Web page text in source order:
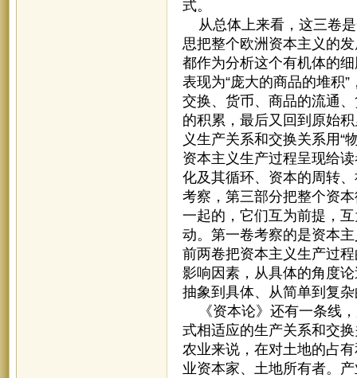
式。
从总体上来看，这三卷是
思把整个欧洲资本主义的
都作为分析这个有机体的
表现为“庞大的商品的堆积
交换、货币、商品的流通
的积累，最后又回到原始
义生产关系和交换关系用“
资本主义生产过程呈现给
化及其循环、资本的周转
考察，第三部分把整个资
一起的，它们互为前提，
动。第一卷考察的是资本
前两卷把资本主义生产过
影响因素，从具体的角度
抽象到具体、从简单到复
《资本论》还有一条线，
式相适应的生产关系和交
农业来说，在对土地的占
业资本家、土地所有者。